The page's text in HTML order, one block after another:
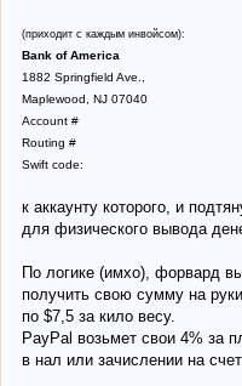
(приходит с каждым инвойсом):
Bank of America
1882 Springfield Ave.,
Maplewood, NJ 07040
Account #
Routing #
Swift code:
к аккаунту которого, и
для физического вывода
По логике (имхо), форвард
получить свою сумму на
по $7,5 за кило весу.
PayPal возьмет свои 4% за
в нал или зачислении на